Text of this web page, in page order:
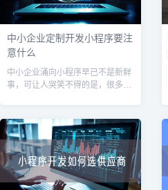
中小企业定制开发小程序要注
意什么
中小企业涌向小程序早已不是新鲜
事，可让人哭笑不得的是，很多老
设”。问题往往不出在技术，而出在
决策和认知